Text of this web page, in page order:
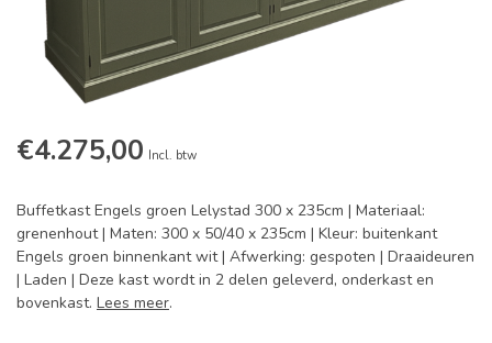
€4.275,00 Incl. btw
Buffetkast Engels groen Lelystad 300 x 235cm | Materiaal:
grenenhout | Maten: 300 x 50/40 x 235cm | Kleur: buitenkant
Engels groen binnenkant wit | Afwerking: gespoten | Draaideuren
| Laden | Deze kast wordt in 2 delen geleverd, onderkast en
bovenkast. Lees meer.